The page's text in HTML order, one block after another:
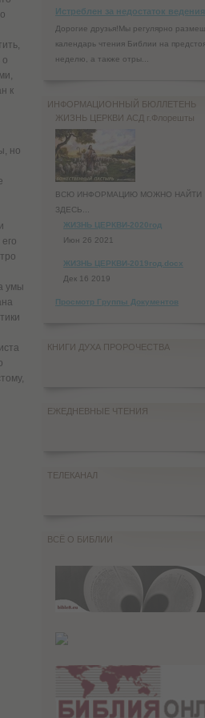
о
к
но
умы
Истреблен за недостаток ведения
Дорогие друзья!Мы регулярно
календарь чтения Библии на
неделю, а также отры...
ИНФОРМАЦИОННЫЙ БЮЛЛЕТЕНЬ
ЖИЗНЬ ЦЕРКВИ АСД г.Флорешты
ВСЮ ИНФОРМАЦИЮ МОЖНО НАЙТИ
ЗДЕСЬ...
ЖИЗНЬ ЦЕРКВИ-2020год
Июн 26 2021
ЖИЗНЬ ЦЕРКВИ-2019год.docx
Дек 16 2019
Просмотр Группы Документов
КНИГИ ДУХА ПРОРОЧЕСТВА
ЕЖЕДНЕВНЫЕ ЧТЕНИЯ
ТЕЛЕКАНАЛ
ВСЁ О БИБЛИИ